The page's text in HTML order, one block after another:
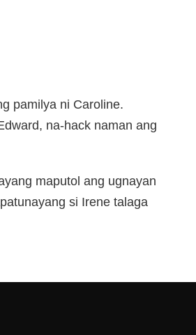
pamilya ni Caroline.
na-hack naman ang
maputol ang ugnayan
si Irene talaga